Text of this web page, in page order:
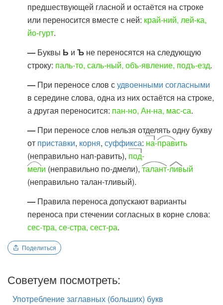
предшествующей гласной и остаётся на строке
или переносится вместе с ней: край-ний, лей-ка,
йо-гурт.
— Буквы Ь и Ъ не переносятся на следующую
строку: паль-то, саль-ный, объ-явление, подъ-езд.
— При переносе слов судвоенными согласными
в середине слова, одна из них остаётся на строке,
а другая переносится: пан-но, Ан-на, мас-са.
— При переносе слов нельзя отделять одну букву
от приставки, корня, суффикса: на-править
(неправильно нап-равить), под-
мели (неправильно по-дмели), талант-ливый
(неправильно талан-тливый).
— Правила переноса допускают варианты
переноса при стечении согласных в корне слова:
сес-тра, се-стра, сест-ра.
Поделиться
Советуем посмотреть:
Употребление заглавных (больших) букв